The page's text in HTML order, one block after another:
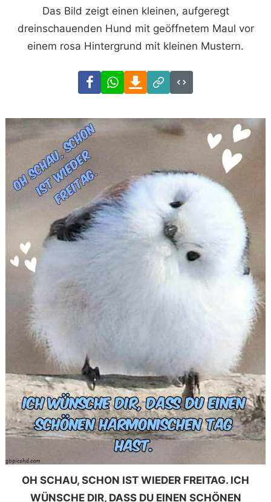
Das Bild zeigt einen kleinen, aufgeregt
dreinschauenden Hund mit geöffnetem Maul vor
einem rosa Hintergrund mit kleinen Mustern.
FacebookWhatsAppDownload
Link
Code
OH SCHAU, SCHON IST WIEDER FREITAG. ICH
WÜNSCHE DIR, DASS DU EINEN SCHÖNEN